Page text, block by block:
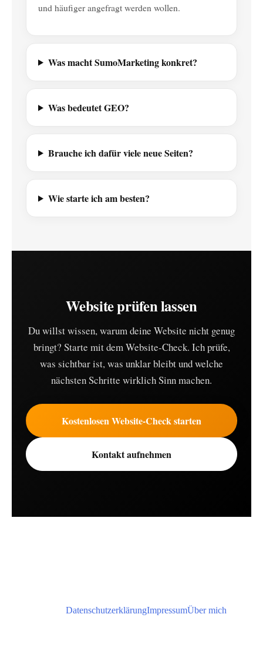
und häufiger angefragt werden wollen.
Was macht SumoMarketing konkret?
Was bedeutet GEO?
Brauche ich dafür viele neue Seiten?
Wie starte ich am besten?
Website prüfen lassen
Du willst wissen, warum deine Website nicht genug
bringt? Starte mit dem Website-Check. Ich prüfe,
was sichtbar ist, was unklar bleibt und welche
nächsten Schritte wirklich Sinn machen.
Kostenlosen Website-Check starten
Kontakt aufnehmen
DatenschutzerklärungImpressumÜber mich